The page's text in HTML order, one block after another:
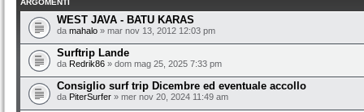
ARGOMENTI
WEST JAVA - BATU KARAS
da mahalo » mar nov 13, 2012 12:03 pm
Surftrip Lande
da Redrik86 » dom mag 25, 2025 7:33 pm
Consiglio surf trip Dicembre ed eventuale accollo
da PiterSurfer » mer nov 20, 2024 11:49 am